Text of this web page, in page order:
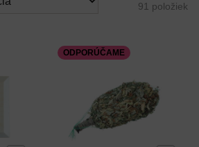
91 položiek
ODPORÚČAME